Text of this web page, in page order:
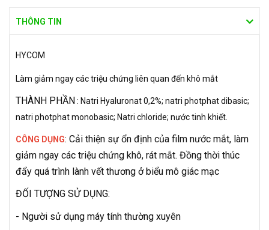
THÔNG TIN
HYCOM
Làm giảm ngay các triệu chứng liên quan đến khô mắt
THÀNH PHẦN : Natri Hyaluronat 0,2%; natri photphat dibasic;
natri photphat monobasic; Natri chloride; nướctinh khiết.
CÔNG DỤNG: Cải thiện sự ổn định của film nước mắt, làm
giảm ngay các triệu chứng khô, rát mắt. Đồng thời thúc
đẩy quá trình lành vết thương ở biểu mô giác mạc
ĐỐI TƯỢNG SỬ DỤNG:
- Người sử dụng máy tính thường xuyên